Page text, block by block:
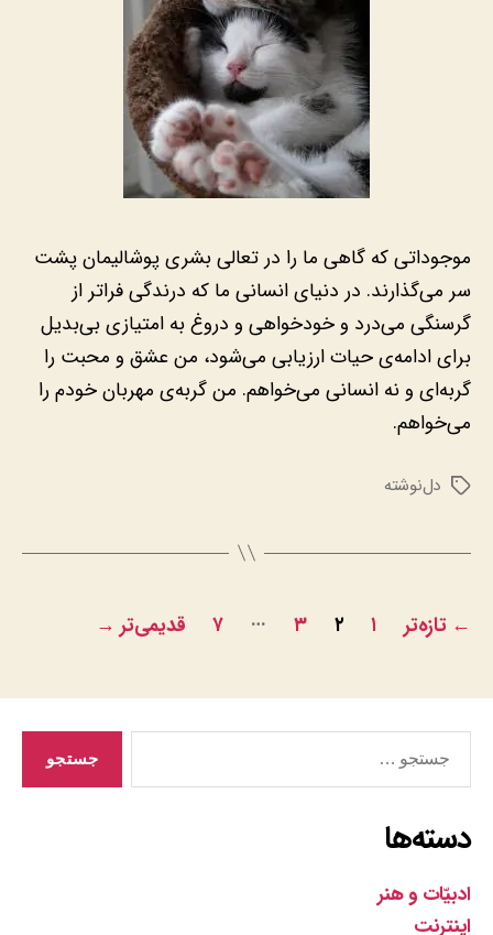
موجوداتی که گاهی ما را در تعالی بشری پوشالیمان پشت
سر می‌گذارند. در دنیای انسانی ما که درندگی فراتر از
گرسنگی می‌درد و خودخواهی و دروغ به امتیازی بی‌بدیل
برای ادامه‌ی حیات ارزیابی می‌شود، من عشق و محبت را
گربه‌ای و نه انسانی می‌خواهم. من گربه‌ی مهربان خودم را
می‌خواهم.
برچسب‌ها
دل‌نوشته
صفحه‌بندی
← تازه‌تر ۱ ۲ ۳ … ۷ قدیمی‌تر →
دسته‌ها
ادبیّات و هنر
اینترنت